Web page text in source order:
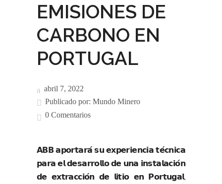
EMISIONES DE
CARBONO EN
PORTUGAL
abril 7, 2022
Publicado por: Mundo Minero
0 Comentarios
𝗔𝗕𝗕 𝗮𝗽𝗼𝗿𝘁𝗮𝗿𝗮́ 𝘀𝘂 𝗲𝘅𝗽𝗲𝗿𝗶𝗲𝗻𝗰𝗶𝗮 𝘁𝗲́𝗰𝗻𝗶𝗰𝗮
𝗽𝗮𝗿𝗮 𝗲𝗹 𝗱𝗲𝘀𝗮𝗿𝗿𝗼𝗹𝗹𝗼 𝗱𝗲 𝘂𝗻𝗮 𝗶𝗻𝘀𝘁𝗮𝗹𝗮𝗰𝗶𝗼́𝗻
𝗱𝗲 𝗲𝘅𝘁𝗿𝗮𝗰𝗰𝗶𝗼́𝗻 𝗱𝗲 𝗹𝗶𝘁𝗶𝗼 𝗲𝗻 𝗣𝗼𝗿𝘁𝘂𝗴𝗮𝗹,